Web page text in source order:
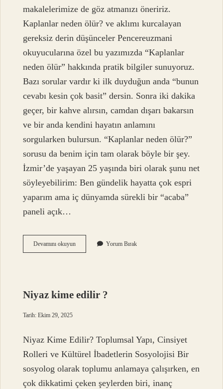
makalelerimize de göz atmanızı öneririz.
Kaplanlar neden ölür? ve aklımı kurcalayan
gereksiz derin düşünceler Pencereuzmani
okuyucularına özel bu yazımızda “Kaplanlar
neden ölür” hakkında pratik bilgiler sunuyoruz.
Bazı sorular vardır ki ilk duyduğun anda “bunun
cevabı kesin çok basit” dersin. Sonra iki dakika
geçer, bir kahve alırsın, camdan dışarı bakarsın
ve bir anda kendini hayatın anlamını
sorgularken bulursun. “Kaplanlar neden ölür?”
sorusu da benim için tam olarak böyle bir şey.
İzmir’de yaşayan 25 yaşında biri olarak şunu net
söyleyebilirim: Ben gündelik hayatta çok espri
yaparım ama iç dünyamda sürekli bir “acaba”
paneli açık…
Devamını okuyunKaplanlar
neden
Yorum Bırak
Niyaz kime edilir ?
Tarih: Ekim 29, 2025
Niyaz Kime Edilir? Toplumsal Yapı, Cinsiyet
Rolleri ve Kültürel İbadetlerin Sosyolojisi Bir
sosyolog olarak toplumu anlamaya çalışırken, en
çok dikkatimi çeken şeylerden biri, inanç